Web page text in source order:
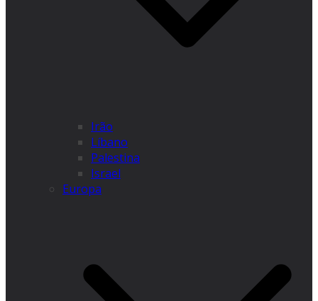
Irão
Líbano
Palestina
Israel
Europa